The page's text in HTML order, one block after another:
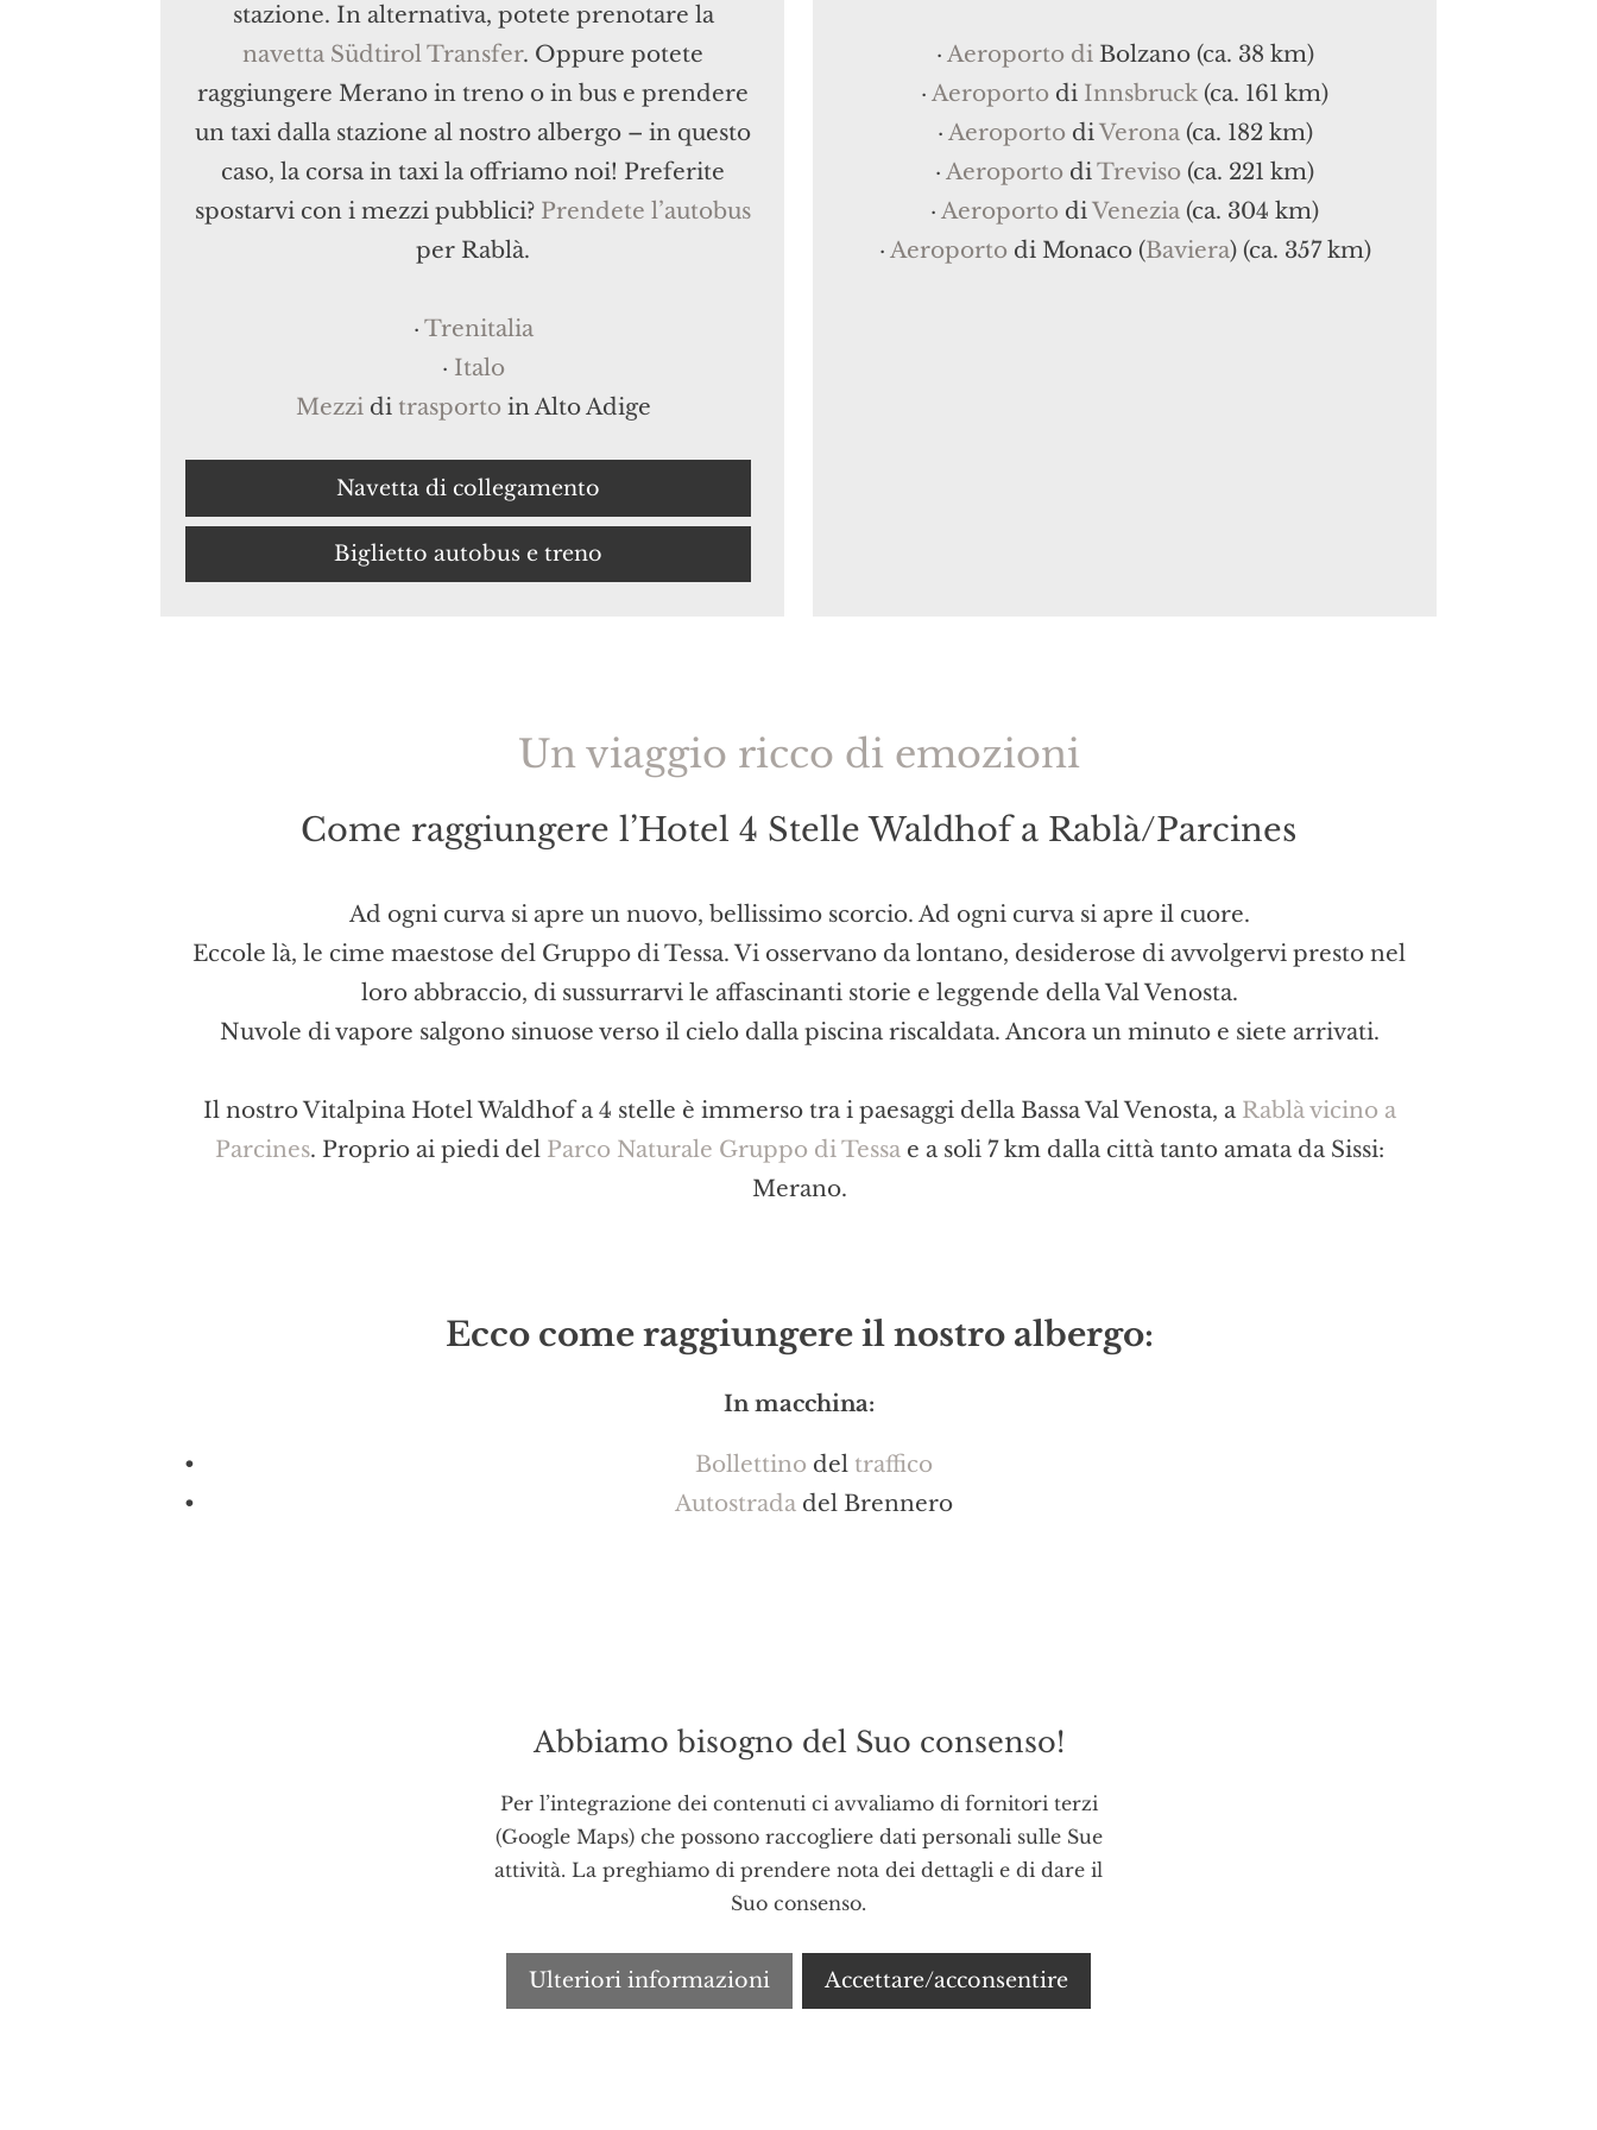
stazione. In alternativa, potete prenotare la
navetta Südtirol Transfer. Oppure potete
raggiungere Merano in treno o in bus e prendere
un taxi dalla stazione al nostro albergo – in questo
caso, la corsa in taxi la offriamo noi! Preferite
spostarvi con i mezzi pubblici? Prendete l’autobus
per Rablà.
· Trenitalia
· Italo
Mezzidi trasporto in Alto Adige
Navetta di collegamento
Biglietto autobus e treno
· Aeroporto diBolzano (ca. 38 km)
·Aeroporto di Innsbruck(ca. 161 km)
· Aeroporto diVerona(ca. 182 km)
·Aeroporto diTreviso (ca. 221 km)
·Aeroporto diVenezia (ca. 304 km)
· Aeroporto di Monaco (Baviera) (ca. 357 km)
Un viaggio ricco di emozioni
Come raggiungere l’Hotel 4 Stelle Waldhof a Rablà/Parcines
Ad ogni curva si apre un nuovo, bellissimo scorcio. Ad ogni curva si apre il cuore.
Eccole là, le cime maestose del Gruppo di Tessa. Vi osservano da lontano, desiderose di avvolgervi presto nel
loro abbraccio, di sussurrarvi le affascinanti storie e leggende della Val Venosta.
Nuvole di vapore salgono sinuose verso il cielo dalla piscina riscaldata. Ancora un minuto e siete arrivati.
Il nostro Vitalpina Hotel Waldhof a 4 stelle è immerso tra i paesaggi della Bassa Val Venosta, a Rablà vicino a
Parcines. Proprio ai piedi del Parco Naturale Gruppo di Tessae a soli 7 km dalla città tanto amata da Sissi:
Merano.
Ecco come raggiungere il nostro albergo:
In macchina:
Bollettino del traffico
Autostrada del Brennero
Abbiamo bisogno del Suo consenso!
Per l’integrazione dei contenuti ci avvaliamo di fornitori terzi
(Google Maps) che possono raccogliere dati personali sulle Sue
attività. La preghiamo di prendere nota dei dettagli e di dare il
Suo consenso.
Ulteriori informazioni Accettare/acconsentire